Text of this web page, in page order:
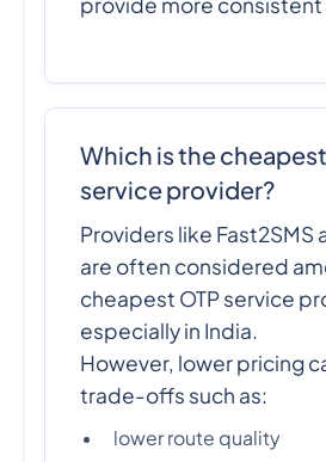
Which is the cheapest
service provider?
Providers like Fast2SMS
are often considered
cheapest OTP service
especially in India.
However, lower pricing
trade-offs such as:
lower route quality